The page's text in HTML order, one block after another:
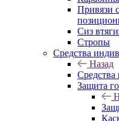
Привязи
Сиз
Стропы
Средства
Назад
Защита